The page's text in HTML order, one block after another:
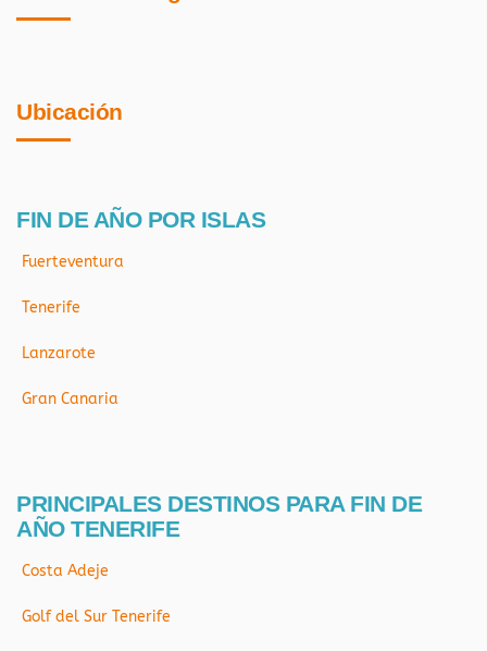
Ubicación
FIN DE AÑO POR ISLAS
Fuerteventura
Tenerife
Lanzarote
Gran Canaria
PRINCIPALES DESTINOS PARA FIN DE
AÑO TENERIFE
Costa Adeje
Golf del Sur Tenerife